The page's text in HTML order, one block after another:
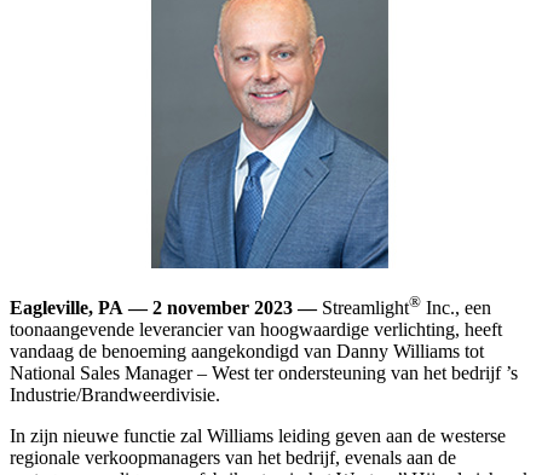
Eagleville, PA — 2 november 2023 —Streamlight® Inc., een
toonaangevende leverancier van hoogwaardige verlichting, heeft
vandaag de benoeming aangekondigd van Danny Williams tot
National Sales Manager – West ter ondersteuning van het bedrijf ’s
Industrie/Brandweerdivisie.
In zijn nieuwe functie zal Williams leiding geven aan de westerse
regionale verkoopmanagers van het bedrijf, evenals aan de